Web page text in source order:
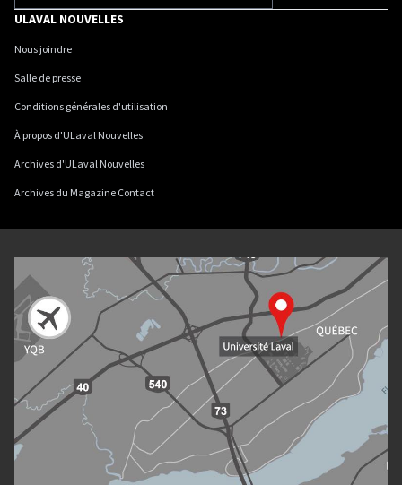
ULAVAL NOUVELLES
Nous joindre
Salle de presse
Conditions générales d'utilisation
À propos d'ULaval Nouvelles
Archives d'ULaval Nouvelles
Archives du Magazine Contact